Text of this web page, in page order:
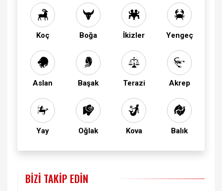
Koç Boğa İkizler Yengeç
Aslan Başak Terazi Akrep
Yay Oğlak Kova Balık
BIZI TAKIP EDIN